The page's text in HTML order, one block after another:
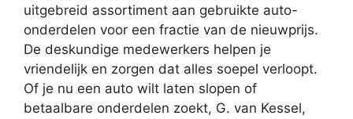
uitgebreid assortiment aan gebruikte auto-
onderdelen voor een fractie van de nieuwprijs.
De deskundige medewerkers helpen je
vriendelijk en zorgen dat alles soepel verloopt.
Of je nu een auto wilt laten slopen of
betaalbare onderdelen zoekt, G. van Kessel,